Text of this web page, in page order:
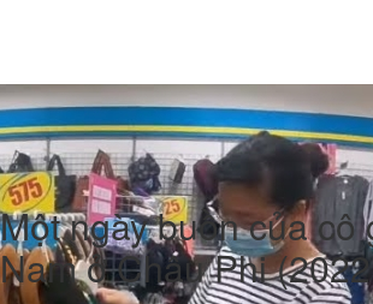
Một ngày buồn của cô
Nam ở Châu Phi